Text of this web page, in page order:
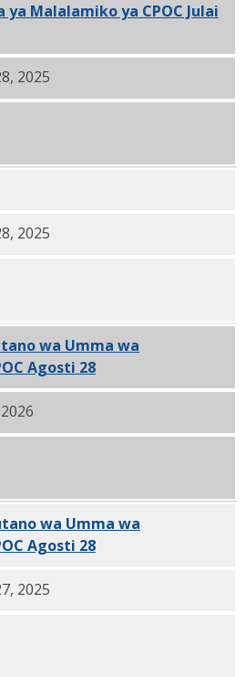
ya Malalamiko ya CPOC Julai
2025
Ripoti PDF
2025
wa Umma wa
Agosti 28, 2025 PDF
wa Umma wa
Agosti 28, 2025 PDF
2025